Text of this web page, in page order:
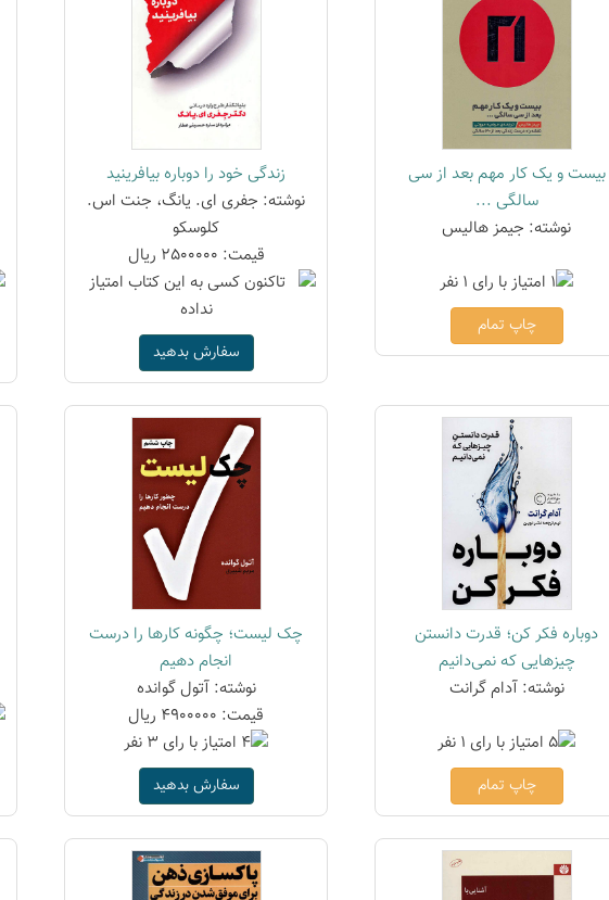
بیست و یک کار مهم بعد از سی
سالگی ...
نوشته: جیمز هالیس
چاپ تمام
زندگی خود را دوباره بیافرینید
نوشته: جفری ای. یانگ، جنت اس.
کلوسکو
قیمت: 2500000 ریال
سفارش بدهید
دوباره فکر کن؛ قدرت دانستن
چیزهایی که نمی‌دانیم
نوشته: آدام گرانت
چاپ تمام
چک لیست؛ چگونه کارها را درست
انجام دهیم
نوشته: آتول گوانده
قیمت: 4900000 ریال
سفارش بدهید